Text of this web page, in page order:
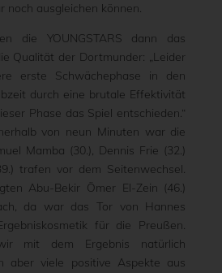
noch ausgleichen können.
die YOUNGSTARS dann das
Qualität der Dortmunder: „Leider
erste Schwächephase in den
durch eine brutale Effektivität
Phase das Spiel entschieden.“
von neun Minuten war die
Mamba (30.), Dennis Frie (32.)
trafen vor dem Seitenwechsel.
Abu-Bekir Ömer El-Zein (46.)
da war das Tor von Hannes
für die Preußen.
mit dem Ergebnis natürlich
aber viele positive Aspekte aus